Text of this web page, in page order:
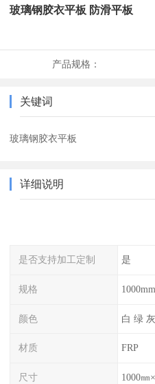
玻璃钢胶衣平板 防滑平板
产品规格：
关键词
玻璃钢胶衣平板
详细说明
是否支持加工定制 是
规格 1000mm
颜色 白 绿 灰
材质 FRP
尺寸 1000㎜